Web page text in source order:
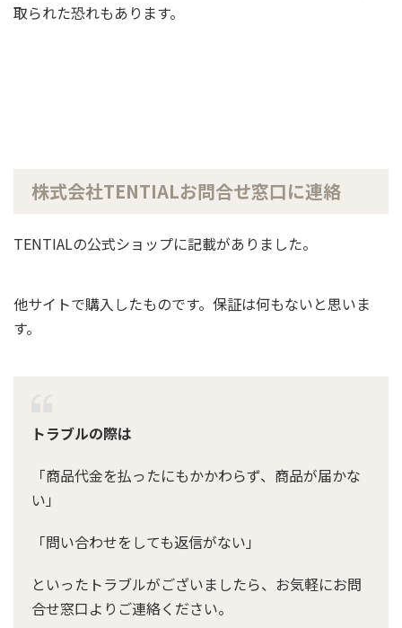
取られた恐れもあります。
株式会社TENTIALお問合せ窓口に連絡
TENTIALの公式ショップに記載がありました。
他サイトで購入したものです。保証は何もないと思いま
す。
トラブルの際は
「商品代金を払ったにもかかわらず、商品が届かな
い」
「問い合わせをしても返信がない」
といったトラブルがございましたら、お気軽にお問
合せ窓口よりご連絡ください。